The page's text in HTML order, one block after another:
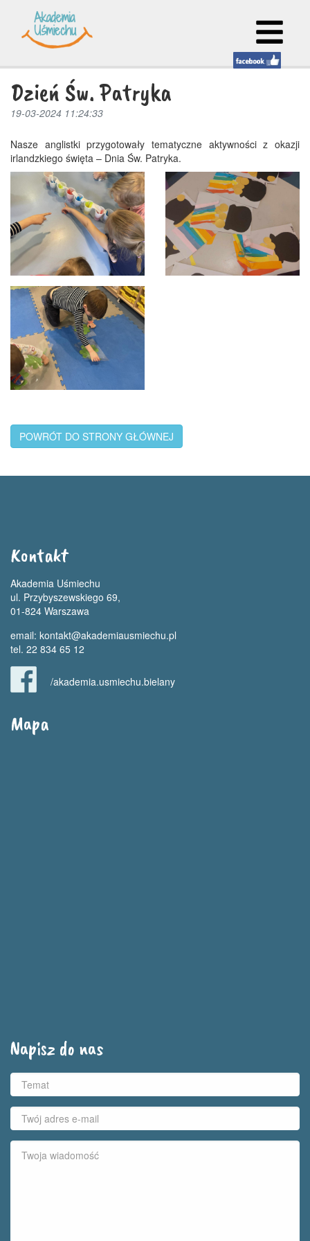
Dzień Św. Patryka
19-03-2024 11:24:33
Nasze anglistki przygotowały tematyczne aktywności z okazji
irlandzkiego święta – Dnia Św. Patryka.
POWRÓT DO STRONY GŁÓWNEJ
Kontakt
Akademia Uśmiechu
ul. Przybyszewskiego 69,
01-824 Warszawa
email: kontakt@akademiausmiechu.pl
tel. 22 834 65 12
/akademia.usmiechu.bielany
Mapa
Napisz do nas